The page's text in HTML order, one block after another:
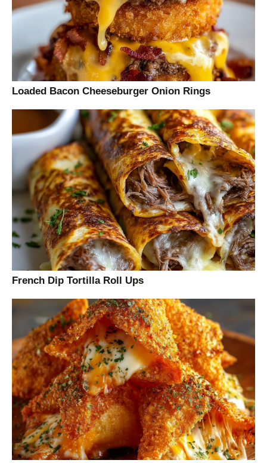
Loaded Bacon Cheeseburger Onion Rings
French Dip Tortilla Roll Ups